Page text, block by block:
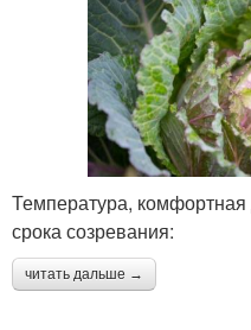
Температура, комфортная
срока созревания:
читать дальше →